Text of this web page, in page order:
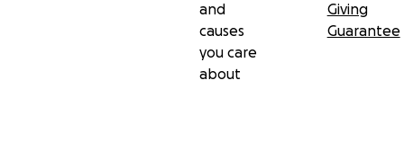
and
causes
you care
about
Giving
Guarantee